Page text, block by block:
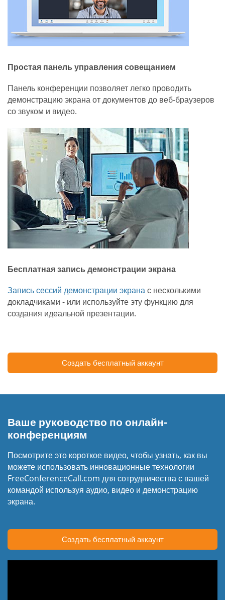
Простая панель управления совещанием
Панель конференции позволяет легко проводить
демонстрацию экрана от документов до веб-браузеров
со звуком и видео.
Бесплатная запись демонстрации экрана
Запись сессий демонстрации экранас несколькими
докладчиками - или используйте эту функцию для
создания идеальной презентации.
Создать бесплатный аккаунт
Ваше руководство по онлайн-
конференциям
Посмотрите это короткое видео, чтобы узнать, как вы
можете использовать инновационные технологии
FreeConferenceCall.com для сотрудничества с вашей
командой используя аудио, видео и демонстрацию
экрана.
Создать бесплатный аккаунт